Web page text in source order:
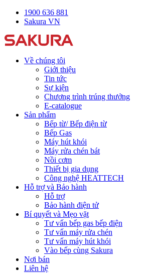
1900 636 881
Sakura VN
Về chúng tôi
Giới thiệu
Tin tức
Sự kiện
Chương trình trúng thưởng
E-catalogue
Sản phẩm
Bếp từ/ Bếp điện từ
Bếp Gas
Máy hút khói
Máy rửa chén bát
Nồi cơm
Thiết bị gia dụng
Công nghệ HEATTECH
Hỗ trợ và Bảo hành
Hỗ trợ
Bảo hành điện tử
Bí quyết và Mẹo vặt
Tư vấn bếp gas bếp điện
Tư vấn máy rửa chén
Tư vấn máy hút khói
Vào bếp cùng Sakura
Nơi bán
Liên hệ